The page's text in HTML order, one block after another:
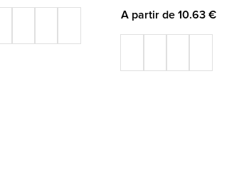
A partir de 10.63 €